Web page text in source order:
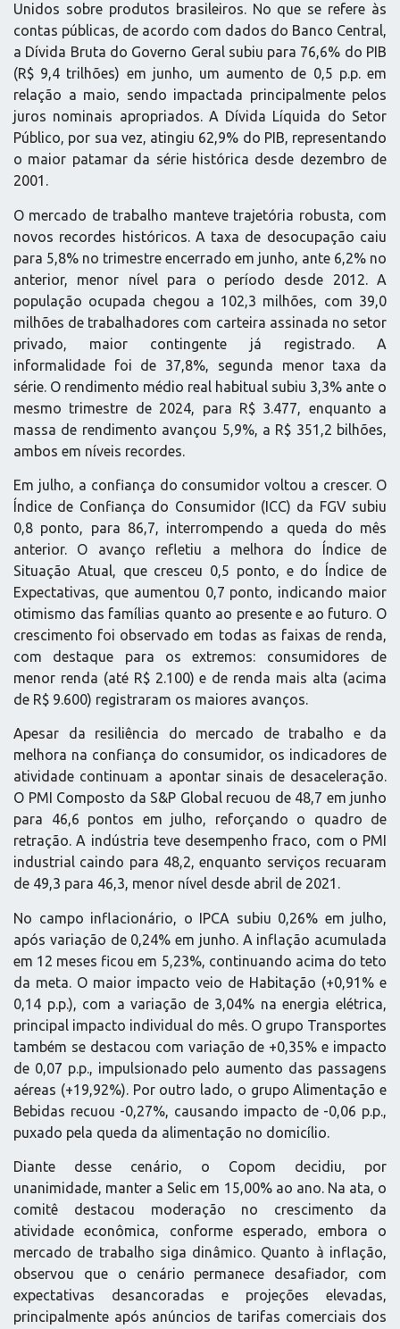
Unidos sobre produtos brasileiros. No que se refere às
contas públicas, de acordo com dados do Banco Central,
a Dívida Bruta do Governo Geral subiu para 76,6% do PIB
(R$ 9,4 trilhões) em junho, um aumento de 0,5 p.p. em
relação a maio, sendo impactada principalmente pelos
juros nominais apropriados. A Dívida Líquida do Setor
Público, por sua vez, atingiu 62,9% do PIB, representando
o maior patamar da série histórica desde dezembro de
2001.
O mercado de trabalho manteve trajetória robusta, com
novos recordes históricos. A taxa de desocupação caiu
para 5,8% no trimestre encerrado em junho, ante 6,2% no
anterior, menor nível para o período desde 2012. A
população ocupada chegou a 102,3 milhões, com 39,0
milhões de trabalhadores com carteira assinada no setor
privado, maior contingente já registrado. A
informalidade foi de 37,8%, segunda menor taxa da
série. O rendimento médio real habitual subiu 3,3% ante o
mesmo trimestre de 2024, para R$ 3.477, enquanto a
massa de rendimento avançou 5,9%, a R$ 351,2 bilhões,
ambos em níveis recordes.
Em julho, a confiança do consumidor voltou a crescer. O
Índice de Confiança do Consumidor (ICC) da FGV subiu
0,8 ponto, para 86,7, interrompendo a queda do mês
anterior. O avanço refletiu a melhora do Índice de
Situação Atual, que cresceu 0,5 ponto, e do Índice de
Expectativas, que aumentou 0,7 ponto, indicando maior
otimismo das famílias quanto ao presente e ao futuro. O
crescimento foi observado em todas as faixas de renda,
com destaque para os extremos: consumidores de
menor renda (até R$ 2.100) e de renda mais alta (acima
de R$ 9.600) registraram os maiores avanços.
Apesar da resiliência do mercado de trabalho e da
melhora na confiança do consumidor, os indicadores de
atividade continuam a apontar sinais de desaceleração.
O PMI Composto da S&P Global recuou de 48,7 em junho
para 46,6 pontos em julho, reforçando o quadro de
retração. A indústria teve desempenho fraco, com o PMI
industrial caindo para 48,2, enquanto serviços recuaram
de 49,3 para 46,3, menor nível desde abril de 2021.
No campo inflacionário, o IPCA subiu 0,26% em julho,
após variação de 0,24% em junho. A inflação acumulada
em 12 meses ficou em 5,23%, continuando acima do teto
da meta. O maior impacto veio de Habitação (+0,91% e
0,14 p.p.), com a variação de 3,04% na energia elétrica,
principal impacto individual do mês. O grupo Transportes
também se destacou com variação de +0,35% e impacto
de 0,07 p.p., impulsionado pelo aumento das passagens
aéreas (+19,92%). Por outro lado, o grupo Alimentação e
Bebidas recuou -0,27%, causando impacto de -0,06 p.p.,
puxado pela queda da alimentação no domicílio.
Diante desse cenário, o Copom decidiu, por
unanimidade, manter a Selic em 15,00% ao ano. Na ata, o
comitê destacou moderação no crescimento da
atividade econômica, conforme esperado, embora o
mercado de trabalho siga dinâmico. Quanto à inflação,
observou que o cenário permanece desafiador, com
expectativas desancoradas e projeções elevadas,
principalmente após anúncios de tarifas comerciais dos